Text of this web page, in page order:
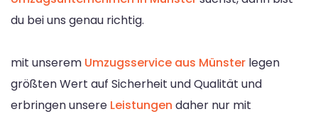
du bei uns genau richtig.
mit unserem Umzugsservice aus Münster legen
größten Wert auf Sicherheit und Qualität und
erbringen unsere Leistungen daher nur mit